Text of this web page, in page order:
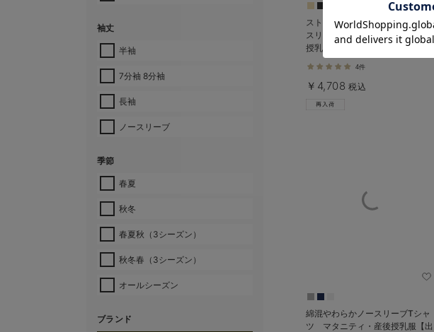
袖丈
半袖
7分袖 8分袖
長袖
ノースリーブ
季節
春夏
秋冬
春夏秋（3シーズン）
秋冬春（3シーズン）
オールシーズン
ブランド
ストレッチジョーゼットフレンチ
スリーブトップス マタニティ・
授乳服【出産後も長く使える】
4件
￥4,708 税込
綿混やわらかノースリーブTシャ
ツ マタニティ・産後授乳服【出